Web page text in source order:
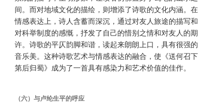
间。而对地域文化的描绘，则增添了诗歌的文化内涵。在
情感表达上，诗人含蓄而深沉，通过对友人旅途的描写和
对科举制度的感慨，抒发了自己的惜别之情和对友人的期
许。诗歌的平仄韵脚和谐，读起来朗朗上口，具有很强的
音乐美。这种诗歌艺术与情感表达的融合，使《送何召下
第后归蜀》成为了一首具有感染力和艺术价值的佳作。
（六）与卢纶生平的呼应